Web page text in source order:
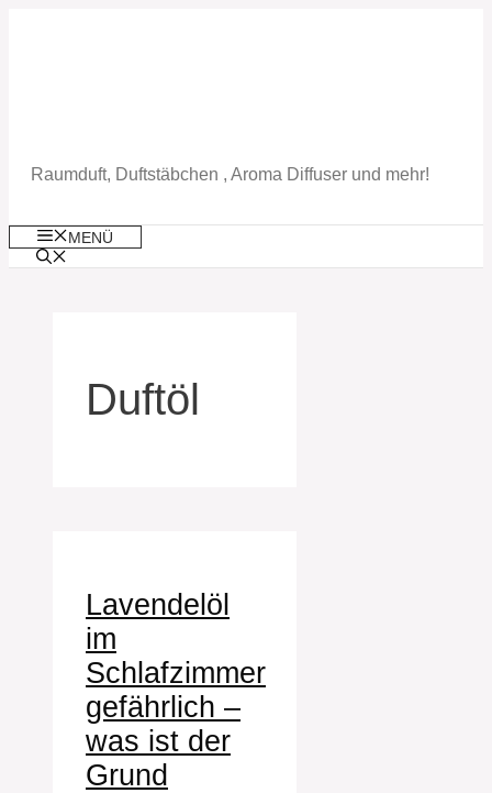
Raumduft, Duftstäbchen , Aroma Diffuser und mehr!
MENÜ
Duftöl
Lavendelöl
im
Schlafzimmer
gefährlich –
was ist der
Grund